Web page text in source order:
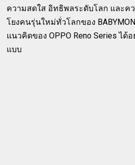
ความสดใส อิทธิพลระดับโลก และค
โยงคนรุ่นใหม่ทั่วโลกของ
แนวคิดของ OPPO Reno Series ไ
แบบ